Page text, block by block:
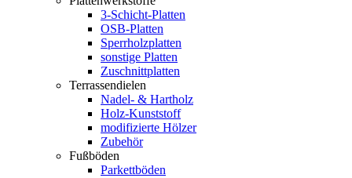
3-Schicht-Platten
OSB-Platten
Sperrholzplatten
sonstige Platten
Zuschnittplatten
Terrassendielen
Nadel- & Hartholz
Holz-Kunststoff
modifizierte Hölzer
Zubehör
Fußböden
Parkettböden